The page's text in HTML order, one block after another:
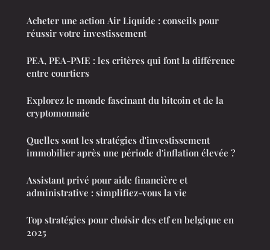
Acheter une action Air Liquide : conseils pour
réussir votre investissement
PEA, PEA-PME : les critères qui font la différence
entre courtiers
Explorez le monde fascinant du bitcoin et de la
cryptomonnaie
Quelles sont les stratégies d'investissement
immobilier après une période d'inflation élevée ?
Assistant privé pour aide financière et
administrative : simplifiez-vous la vie
Top stratégies pour choisir des etf en belgique en
2025